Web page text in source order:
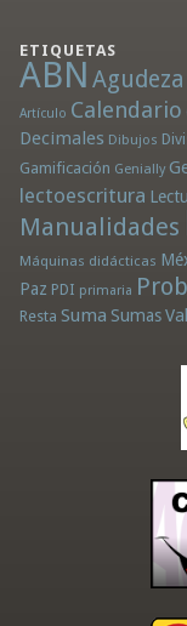
ETIQUETAS
ABN Agudeza
Artículo Calendario
Decimales Dibujos
Gamificación Genially
lectoescritura
Manualidades
Máquinas didácticas
Paz PDI primaria
Resta Suma Sumas